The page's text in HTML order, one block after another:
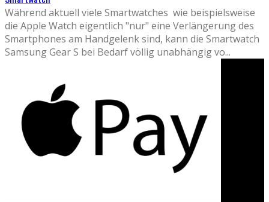
Während aktuell viele Smartwatches wie beispielsweise
die Apple Watch eigentlich "nur" eine Verlängerung des
Smartphones am Handgelenk sind, kann die Smartwatch
Samsung Gear S bei Bedarf völlig unabhängig vo...